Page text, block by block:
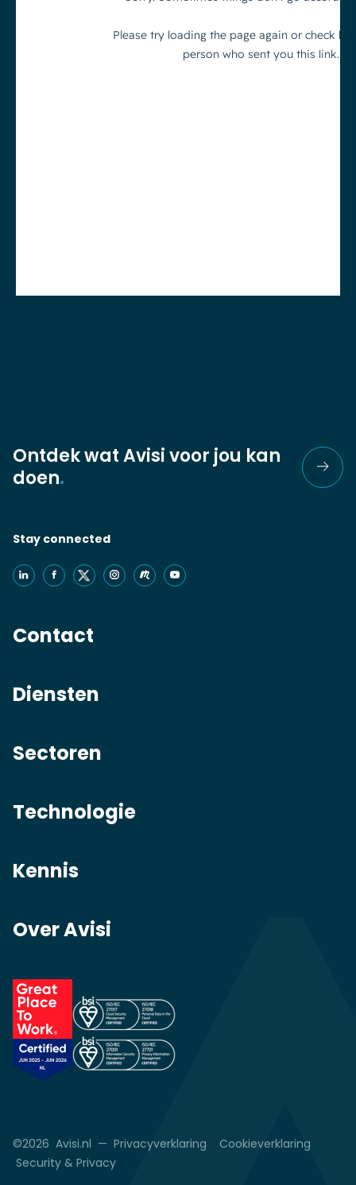
Ontdek wat Avisi voor jou kan
doen.
Stay connected
Contact
Diensten
Sectoren
Technologie
Kennis
Over Avisi
©2026 Avisi.nl — Privacyverklaring
Cookieverklaring
Security & Privacy